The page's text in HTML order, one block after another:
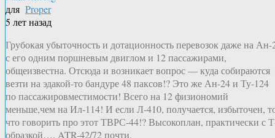
для Proper
5 лет назад
Грубокая убыточность и дотационность перевозок даже на Ан-
с его одним поршневым двиглом и 12 пассажирами,
общеизвестна. Отсюда и возникает вопрос — куда собираются
везти на эдакой-то бандуре 48 паксов!? Это же Ан-24 и Ту-124
по пассажировместимости! Всего на 12 физиономий
меньше,чем на Ил-114! И если Л-410, получается, избыточен,
что говорить про этот ТВРС-44!? Высокоплан, практически с
образкой…. ATR-42/72 почти.